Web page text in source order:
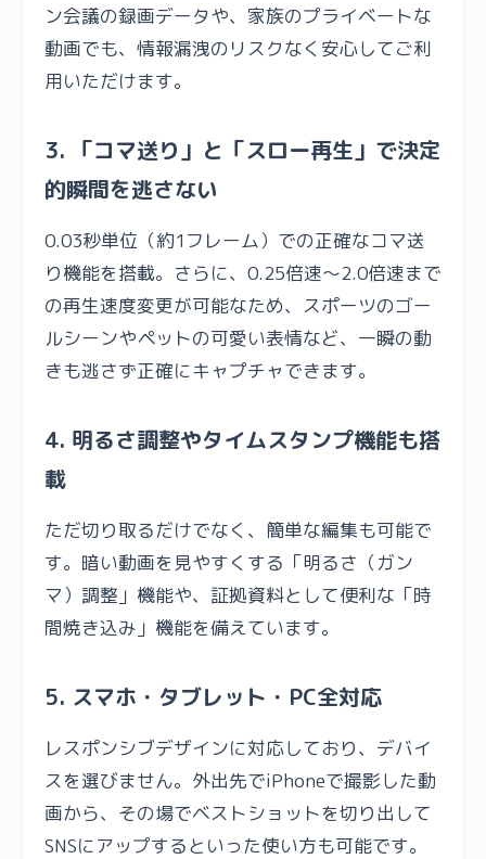
ン会議の録画データや、家族のプライベートな
動画でも、情報漏洩のリスクなく安心してご利
用いただけます。
3. 「コマ送り」と「スロー再生」で決定
的瞬間を逃さない
0.03秒単位（約1フレーム）での正確なコマ送
り機能を搭載。さらに、0.25倍速〜2.0倍速まで
の再生速度変更が可能なため、スポーツのゴー
ルシーンやペットの可愛い表情など、一瞬の動
きも逃さず正確にキャプチャできます。
4. 明るさ調整やタイムスタンプ機能も搭
載
ただ切り取るだけでなく、簡単な編集も可能で
す。暗い動画を見やすくする「明るさ（ガン
マ）調整」機能や、証拠資料として便利な「時
間焼き込み」機能を備えています。
5. スマホ・タブレット・PC全対応
レスポンシブデザインに対応しており、デバイ
スを選びません。外出先でiPhoneで撮影した動
画から、その場でベストショットを切り出して
SNSにアップするといった使い方も可能です。